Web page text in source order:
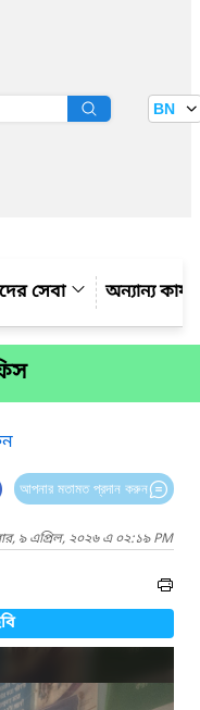
BN
সেবা অন্যান্য
আপনার মতামত প্রদান করুন
৯ এপ্রিল, ২০২৬ এ ০২:১৯ PM